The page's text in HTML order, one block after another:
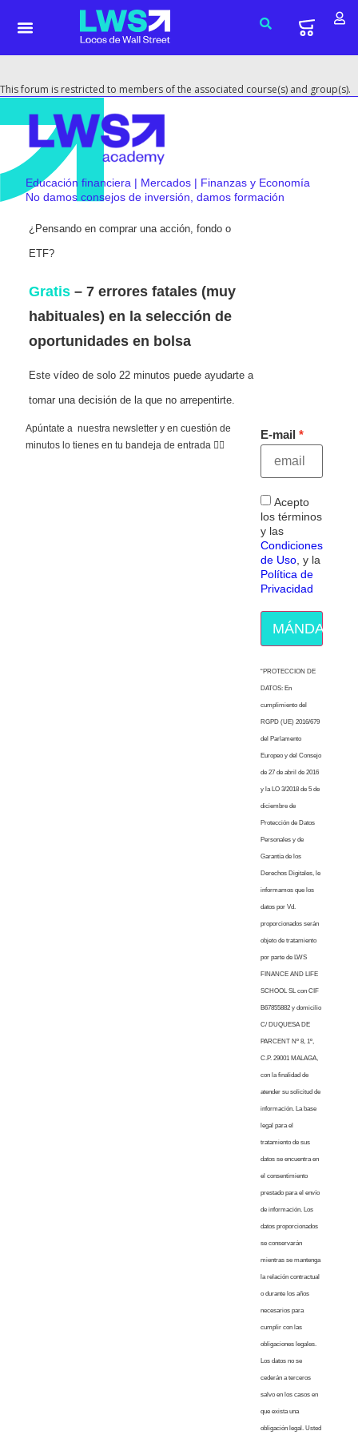
This forum is restricted to members of the associated course(s) and group(s).
Educación financiera | Mercados | Finanzas y Economía
No damos consejos de inversión, damos formación
¿Pensando en comprar una acción, fondo o
ETF?
Gratis – 7 errores fatales (muy
habituales) en la selección de
oportunidades en bolsa
Este vídeo de solo 22 minutos puede ayudarte a
tomar una decisión de la que no arrepentirte.
Apúntate a nuestra newsletter y en cuestión de
minutos lo tienes en tu bandeja de entrada 👇🏻
E-mail
Acepto
los términos
y las
Condiciones
de Uso, y la
Política de
Privacidad
MÁNDAME
“PROTECCION DE
DATOS: En
cumplimiento del
RGPD (UE) 2016/679
del Parlamento
Europeo y del Consejo
de 27 de abril de 2016
y la LO 3/2018 de 5 de
diciembre de
Protección de Datos
Personales y de
Garantía de los
Derechos Digitales, le
informamos que los
datos por Vd.
proporcionados serán
objeto de tratamiento
por parte de LWS
FINANCE AND LIFE
SCHOOL SL con CIF
B67855882 y domicilio
C/ DUQUESA DE
PARCENT Nº 8, 1º,
C.P. 29001 MALAGA,
con la finalidad de
atender su solicitud de
información. La base
legal para el
tratamiento de sus
datos se encuentra en
el consentimiento
prestado para el envío
de información. Los
datos proporcionados
se conservarán
mientras se mantenga
la relación contractual
o durante los años
necesarios para
cumplir con las
obligaciones legales.
Los datos no se
cederán a terceros
salvo en los casos en
que exista una
obligación legal. Usted